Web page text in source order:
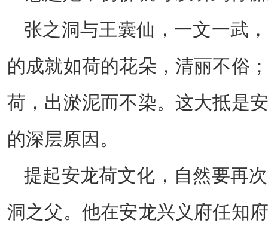
张之洞与王囊仙，一文一武
的成就如荷的花朵，清丽不俗
荷，出淤泥而不染。这大抵是
的深层原因。
提起安龙荷文化，自然要再
洞之父。他在安龙兴义府任知